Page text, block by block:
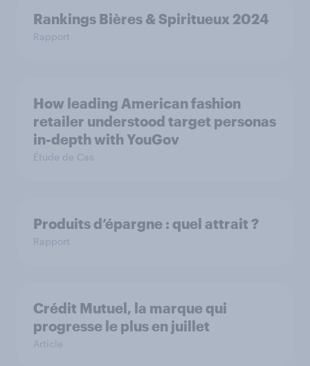
Rankings Bières & Spiritueux 2024
Rapport
How leading American fashion
retailer understood target personas
in-depth with YouGov
Étude de Cas
Produits d’épargne : quel attrait ?
Rapport
Crédit Mutuel, la marque qui
progresse le plus en juillet
Article